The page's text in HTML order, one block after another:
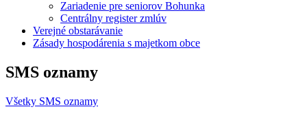
Zariadenie pre seniorov Bohunka
Centrálny register zmlúv
Verejné obstarávanie
Zásady hospodárenia s majetkom obce
SMS oznamy
Všetky SMS oznamy